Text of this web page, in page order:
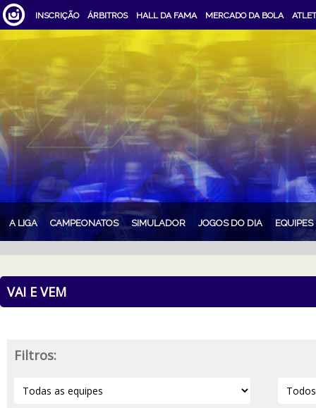
INSCRIÇÃO ÁRBITROS HALL DA FAMA MERCADO DA BOLA
A LIGA CAMPEONATOS SIMULADOR JOGOS DO DIA EQUIPES
VAI E VEM
Filtros: